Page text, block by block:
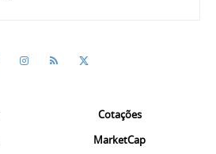
Cotações
MarketCap